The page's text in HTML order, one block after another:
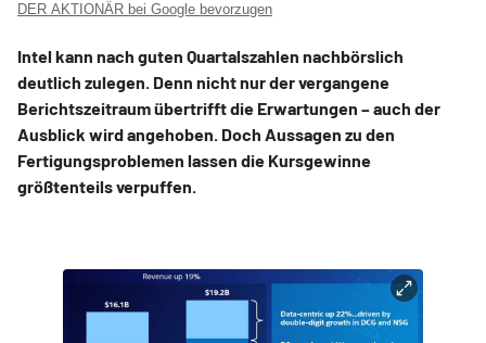
DER AKTIONÄR bei Google bevorzugen
Intel kann nach guten Quartalszahlen nachbörslich
deutlich zulegen. Denn nicht nur der vergangene
Berichtszeitraum übertrifft die Erwartungen – auch der
Ausblick wird angehoben. Doch Aussagen zu den
Fertigungsproblemen lassen die Kursgewinne
größtenteils verpuffen.